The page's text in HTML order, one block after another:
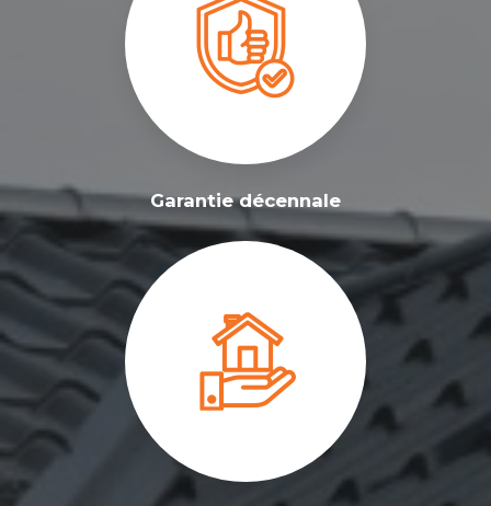
Garantie décennale